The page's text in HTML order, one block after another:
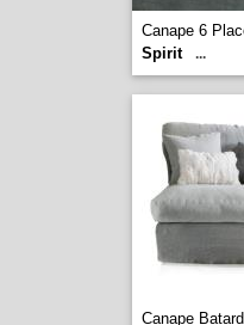
Canape 6
Spirit
...
Canape